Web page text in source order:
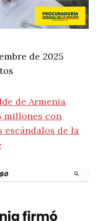
de 2025
de Armenia
millones con
escándalos de la